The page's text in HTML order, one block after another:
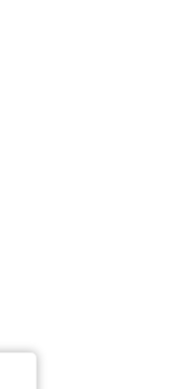
Kolor: Czarne, Rozmiar: M